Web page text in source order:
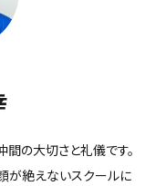
の大切さと礼儀です。
が絶えないスクールに